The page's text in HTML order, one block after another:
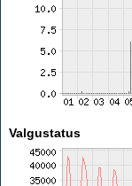
Valgustatus